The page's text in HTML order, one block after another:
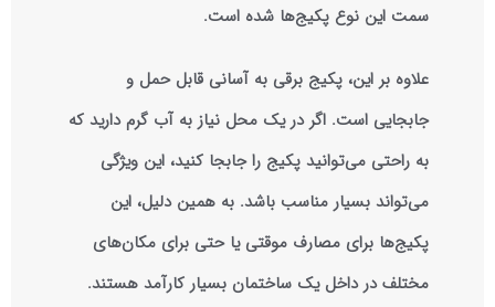
سمت این نوع پکیج‌ها شده است.
علاوه بر این، پکیج برقی به آسانی قابل حمل و
جابجایی است. اگر در یک محل نیاز به آب گرم دارید که
به راحتی می‌توانید پکیج را جابجا کنید، این ویژگی
می‌تواند بسیار مناسب باشد. به همین دلیل، این
پکیج‌ها برای مصارف موقتی یا حتی برای مکان‌های
مختلف در داخل یک ساختمان بسیار کارآمد هستند.